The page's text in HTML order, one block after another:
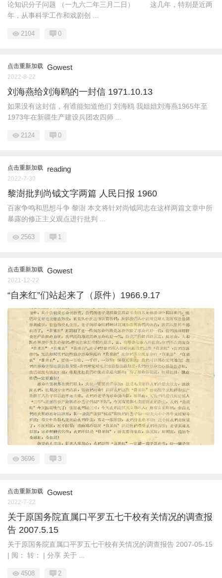
论知识分子问题 （一九六二年三月二日） 这几年，特别是近两
年，从事科学工作和戏剧创 ...
2104 0
点击重新加载 Gowest
2022-8-22
刘海燕给刘海鸥的一封信 1971.10.13
如果没有这封信，有谁能知道他们 刘海鸥 我姐姐刘海燕1965年至
1973年在新疆生产建设兵团农四师 ...
2124 0
点击重新加载 reading
2022-7-30
黎澍批判尚钺文字两篇 人民日报 1960
百家争鸣和思想斗争 黎澍 本文将针对尚钺同志在这样两篇文章中所
暴露的修正主义观点进行批判 ...
2563 1
点击重新加载 Gowest
2021-12-22
“自来红”们站起来了（原件）1966.9.17
3696 3
点击重新加载 Gowest
2022-7-22
关于原国务院直属口平罗五七干校有关情况的调查报
告 2007.5.15
关于原国务院直属口平罗五七干校有关情况的调查报告 2007-05-15
| 阅： 转： | 分享 关于 ...
4508 2